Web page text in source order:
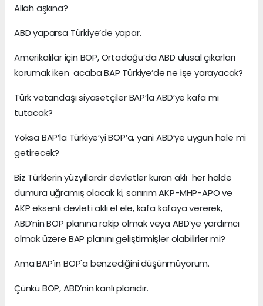
Allah aşkına?
ABD yaparsa Türkiye’de yapar.
Amerikalılar için BOP, Ortadoğu’da ABD ulusal çıkarları
korumak iken acaba BAP Türkiye’de ne işe yarayacak?
Türk vatandaşı siyasetçiler BAP’la ABD’ye kafa mı
tutacak?
Yoksa BAP’la Türkiye’yi BOP’a, yani ABD’ye uygun hale mi
getirecek?
Biz Türklerin yüzyıllardır devletler kuran aklı her halde
dumura uğramış olacak ki, sanırım AKP-MHP-APO ve
AKP eksenli devleti aklı el ele, kafa kafaya vererek,
ABD’nin BOP planına rakip olmak veya ABD’ye yardımcı
olmak üzere BAP planını geliştirmişler olabilirler mi?
Ama BAP'ın BOP'a benzediğini düşünmüyorum.
Çünkü BOP, ABD’nin kanlı planıdır.